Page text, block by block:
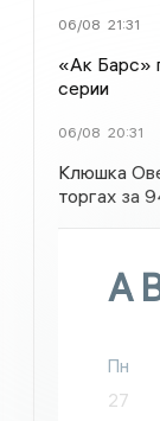
06/08 21:31
«Ак Барс»
серии
06/08 20:31
Клюшка
торгах за
Пн
27